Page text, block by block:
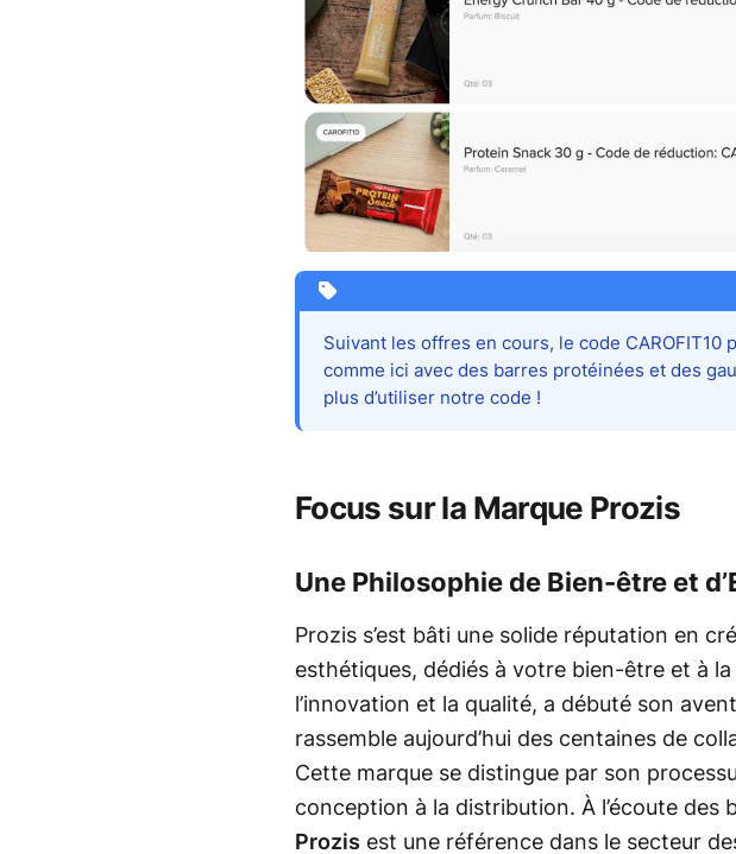
Suivant les offres en cours, le code
comme ici avec des barres protéinées et des
plus d’utiliser notre code !
Focus sur la Marque Prozis
Une Philosophie de Bien-être et
Prozis s’est bâti une solide réputation en
esthétiques, dédiés à votre bien-être et à
l’innovation et la qualité, a débuté son
rassemble aujourd’hui des centaines de
Cette marque se distingue par son
conception à la distribution. À l’écoute
Prozis est une référence dans le secteur